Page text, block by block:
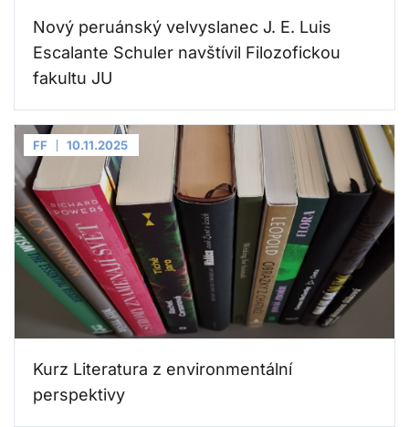
Nový peruánský velvyslanec J. E. Luis
Escalante Schuler navštívil Filozofickou
fakultu JU
FF 10.11.2025
Kurz Literatura z environmentální
perspektivy